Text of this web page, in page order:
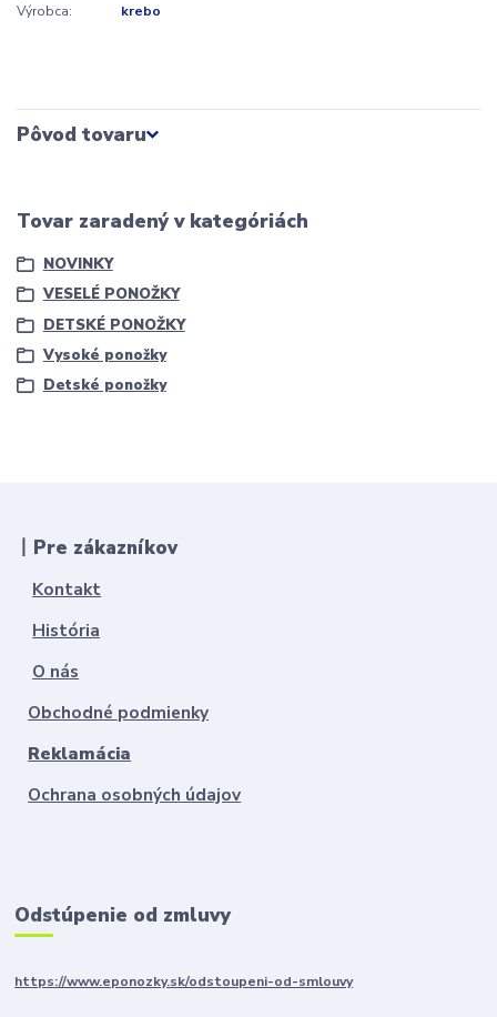
Výrobca: krebo
Pôvod tovaru
Tovar zaradený v kategóriách
NOVINKY
VESELÉ PONOŽKY
DETSKÉ PONOŽKY
Vysoké ponožky
Detské ponožky
丨Pre zákazníkov
Kontakt
História
O nás
Obchodné podmienky
Reklamácia
Ochrana osobných údajov
Odstúpenie od zmluvy
https://www.eponozky.sk/odstoupeni-od-smlouvy